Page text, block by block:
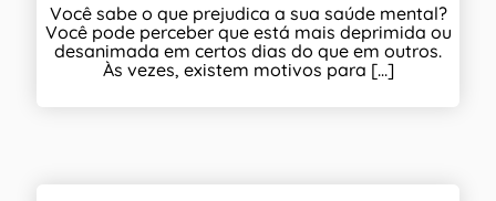
Você sabe o que prejudica a sua saúde mental?
Você pode perceber que está mais deprimida ou
desanimada em certos dias do que em outros.
Às vezes, existem motivos para [...]